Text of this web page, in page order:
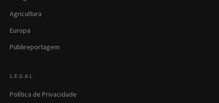
Agricultura
Europa
Publireportagem
LEGAL
Política de Privacidade